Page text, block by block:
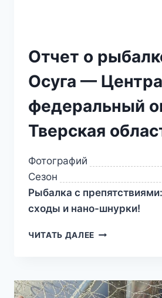
Отчет о
Осуга —
федеральный
Тверская
Фотографий
Сезон
Рыбалка с
сходы и нано-шнурки!
ЧИТАТЬ ДАЛЕЕ